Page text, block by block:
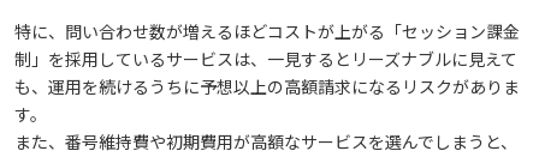
特に、問い合わせ数が増えるほどコストが上がる「セッション課金
制」を採用しているサービスは、一見するとリーズナブルに見えて
も、運用を続けるうちに予想以上の高額請求になるリスクがありま
す。
また、番号維持費や初期費用が高額なサービスを選んでしまうと、